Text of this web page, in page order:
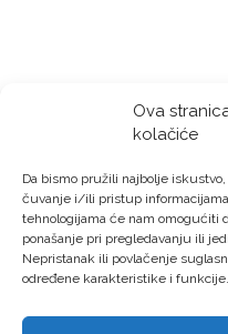
Ova
kolačiće
Da bismo pružili najbolje
čuvanje i/ili pristup
tehnologijama će nam omogućiti
ponašanje pri pregledavanju ili
Nepristanak ili povlačenje
određene karakteristike i funkcije.